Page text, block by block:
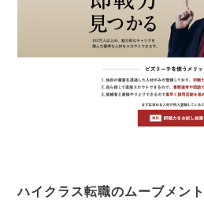
ハイクラス転職のムーブメン